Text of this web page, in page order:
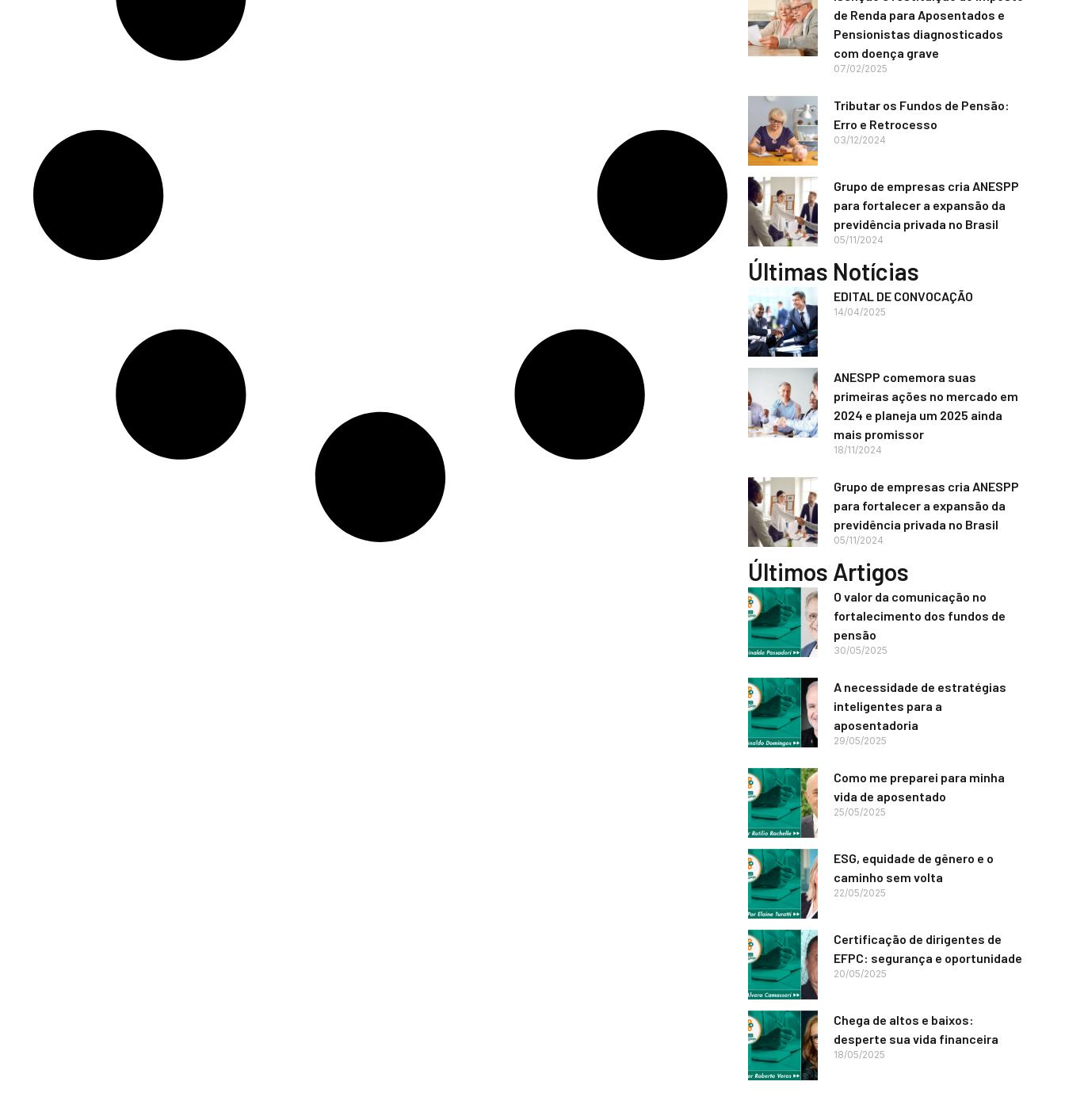
de Renda para Aposentados e
Pensionistas diagnosticados
com doença grave
07/02/2025
Tributar os Fundos de Pensão:
Erro e Retrocesso
03/12/2024
Grupo de empresas cria ANESPP
para fortalecer a expansão da
previdência privada no Brasil
05/11/2024
Últimas Notícias
EDITAL DE CONVOCAÇÃO
14/04/2025
ANESPP comemora suas
primeiras ações no mercado em
2024 e planeja um 2025 ainda
mais promissor
18/11/2024
Grupo de empresas cria ANESPP
para fortalecer a expansão da
previdência privada no Brasil
05/11/2024
Últimos Artigos
O valor da comunicação no
fortalecimento dos fundos de
pensão
30/05/2025
A necessidade de estratégias
inteligentes para a
aposentadoria
29/05/2025
Como me preparei para minha
vida de aposentado
25/05/2025
ESG, equidade de gênero e o
caminho sem volta
22/05/2025
Certificação de dirigentes de
EFPC: segurança e oportunidade
20/05/2025
Chega de altos e baixos:
desperte sua vida financeira
18/05/2025